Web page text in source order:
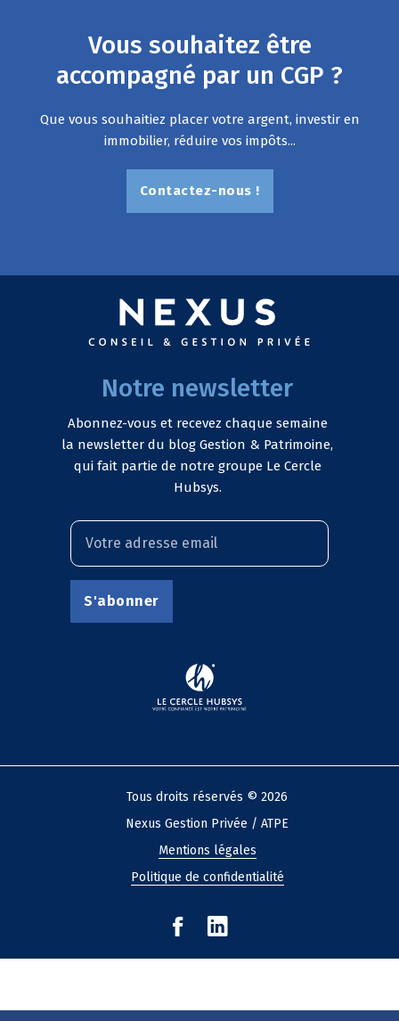
Vous souhaitez être
accompagné par un CGP ?
Que vous souhaitiez placer votre argent, investir en
immobilier, réduire vos impôts...
Contactez-nous !
Notre newsletter
Abonnez-vous et recevez chaque semaine
la newsletter du blog Gestion & Patrimoine,
qui fait partie de notre groupe Le Cercle
Hubsys.
Tous droits réservés © 2026
Nexus Gestion Privée / ATPE
Mentions légales
Politique de confidentialité